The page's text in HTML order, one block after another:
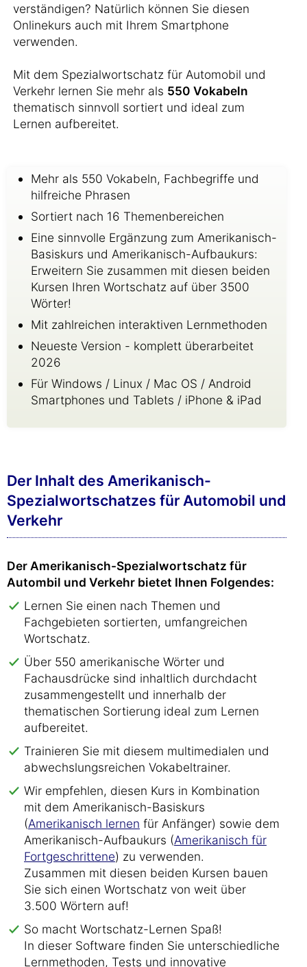
verständigen? Natürlich können Sie diesen
Onlinekurs auch mit Ihrem Smartphone
verwenden.
Mit dem Spezialwortschatz für Automobil und
Verkehr lernen Sie mehr als 550 Vokabeln
thematisch sinnvoll sortiert und ideal zum
Lernen aufbereitet.
Mehr als 550 Vokabeln, Fachbegriffe und
hilfreiche Phrasen
Sortiert nach 16 Themenbereichen
Eine sinnvolle Ergänzung zum Amerikanisch-
Basiskurs und Amerikanisch-Aufbaukurs:
Erweitern Sie zusammen mit diesen beiden
Kursen Ihren Wortschatz auf über 3500
Wörter!
Mit zahlreichen interaktiven Lernmethoden
Neueste Version - komplett überarbeitet
2026
Für Windows / Linux / Mac OS / Android
Smartphones und Tablets / iPhone & iPad
Der Inhalt des Amerikanisch-
Spezialwortschatzes für Automobil und
Verkehr
Der Amerikanisch-Spezialwortschatz für
Autombil und Verkehr bietet Ihnen Folgendes:
Lernen Sie einen nach Themen und
Fachgebieten sortierten, umfangreichen
Wortschatz.
Über 550 amerikanische Wörter und
Fachausdrücke sind inhaltlich durchdacht
zusammengestellt und innerhalb der
thematischen Sortierung ideal zum Lernen
aufbereitet.
Trainieren Sie mit diesem multimedialen und
abwechslungsreichen Vokabeltrainer.
Wir empfehlen, diesen Kurs in Kombination
mit dem Amerikanisch-Basiskurs
(Amerikanisch lernen für Anfänger) sowie dem
Amerikanisch-Aufbaukurs (Amerikanisch für
Fortgeschrittene) zu verwenden.
Zusammen mit diesen beiden Kursen bauen
Sie sich einen Wortschatz von weit über
3.500 Wörtern auf!
So macht Wortschatz-Lernen Spaß!
In dieser Software finden Sie unterschiedliche
Lernmethoden, Tests und innovative